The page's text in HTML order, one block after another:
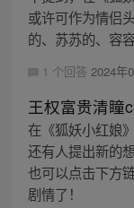
或许可作为情侣
的、苏苏的、容
1 个回答 2024年
王权富贵清瞳
在《狐妖小红娘
还有人提出新的
也可以点击下方
剧情了！